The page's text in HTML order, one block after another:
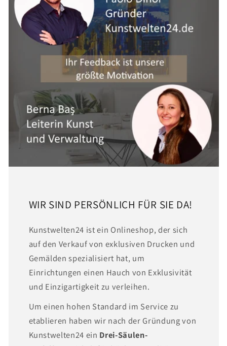
WIR SIND PERSÖNLICH FÜR SIE DA!
Kunstwelten24 ist ein Onlineshop, der sich
auf den Verkauf von exklusiven Drucken und
Gemälden spezialisiert hat, um
Einrichtungen einen Hauch von Exklusivität
und Einzigartigkeit zu verleihen.
Um einen hohen Standard im Service zu
etablieren haben wir nach der Gründung von
Kunstwelten24 ein Drei-Säulen-